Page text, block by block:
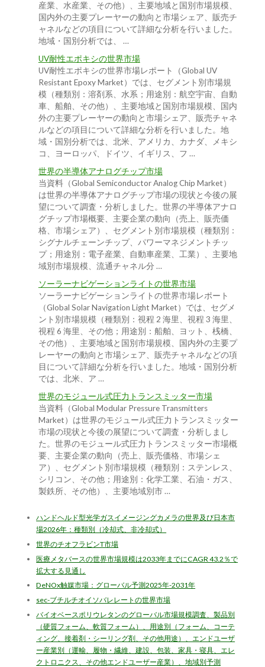
産業、水産業、その他）、主要地域と国別市場規模、
国内外の主要プレーヤーの動向と市場シェア、販売チ
ャネルなどの項目について詳細な分析を行いました。
地域・国別分析では、 …
UV耐性エポキシの世界市場
UV耐性エポキシの世界市場レポート（Global UV
Resistant Epoxy Market）では、セグメント別市場規
模（種類別：溶剤系、水系；用途別：航空宇宙、自動
車、船舶、その他）、主要地域と国別市場規模、国内
外の主要プレーヤーの動向と市場シェア、販売チャネ
ルなどの項目について詳細な分析を行いました。地
域・国別分析では、北米、アメリカ、カナダ、メキシ
コ、ヨーロッパ、ドイツ、イギリス、フ …
世界の半導体アナログチップ市場
当資料（Global Semiconductor Analog Chip Market）
は世界の半導体アナログチップ市場の現状と今後の展
望について調査・分析しました。世界の半導体アナロ
グチップ市場概要、主要企業の動向（売上、販売価
格、市場シェア）、セグメント別市場規模（種類別：
シグナルチェーンチップ、パワーマネジメントチッ
プ；用途別：電子産業、自動車産業、工業）、主要地
域別市場規模、流通チャネル分 …
ソーラーナビゲーションライトの世界市場
ソーラーナビゲーションライトの世界市場レポート
（Global Solar Navigation Light Market）では、セグメ
ント別市場規模（種類別：視程 2 海里、視程 3 海里、
視程 6 海里、その他；用途別：船舶、ヨット、桟橋、
その他）、主要地域と国別市場規模、国内外の主要プ
レーヤーの動向と市場シェア、販売チャネルなどの項
目について詳細な分析を行いました。地域・国別分析
では、北米、ア …
世界のモジュール式圧力トランスミッター市場
当資料（Global Modular Pressure Transmitters
Market）は世界のモジュール式圧力トランスミッター
市場の現状と今後の展望について調査・分析しまし
た。世界のモジュール式圧力トランスミッター市場概
要、主要企業の動向（売上、販売価格、市場シェ
ア）、セグメント別市場規模（種類別：ステンレス、
シリコン、その他；用途別：化学工業、石油・ガス、
製鉄所、その他）、主要地域別市 …
ハンドヘルド型光学ガスイメージングカメラの世界及び日本市
場2026年：種類別（冷却式、非冷却式）
世界のチオフラビンT市場
医療メタバースの世界市場規模は2033年までにCAGR 43.2％で
拡大する見通し
DeNOx触媒市場：グローバル予測2025年-2031年
sec-ブチルチオイソバレレートの世界市場
バイオベースポリウレタンのグローバル市場規模調査、製品別
（硬質フォーム、軟質フォーム）、用途別（フォーム、コーテ
ィング、接着剤・シーリング剤、その他用途）、エンドユーザ
ー産業別（運輸、履物・繊維、建設、包装、家具・寝具、エレ
クトロニクス、その他エンドユーザー産業）、地域別予測